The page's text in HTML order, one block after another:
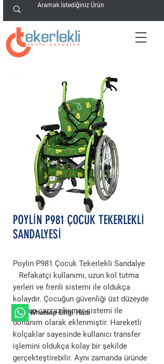
POYLİN P981 ÇOCUK TEKERLEKLİ
SANDALYESİ
Poylin P981 Çocuk Tekerlekli Sandalye
Refakatçi kullanımı, uzun kol tutma
yerleri ve frenli sistemi ile oldukça
kolaydır. Çocuğun güvenliği üst düzeyde
tutulup çapraz kemer sistemi ile
donanım olarak eklenmiştir. Hareketli
kolçaklar sayesinde kullanıcı transfer
işlemini oldukça kolay bir şekilde
gerçekteştirebilir. Aynı zamanda üründe
Whatsap Bilgi Hattı